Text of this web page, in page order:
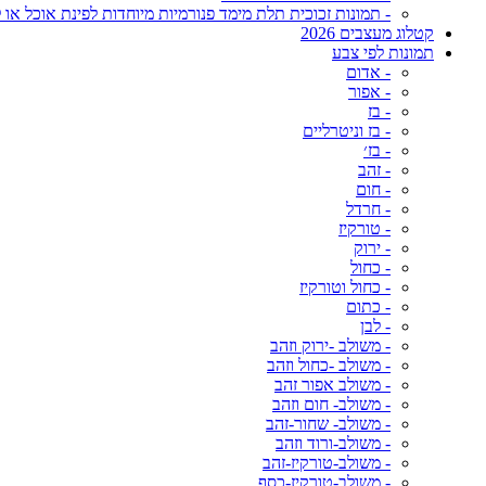
- תמונות זכוכית תלת מימד פנורמיות מיוחדות לפינת אוכל או
קטלוג מעצבים 2026
תמונות לפי צבע
- אדום
- אפור
- בז
- בז וניטרליים
- בז׳
- זהב
- חום
- חרדל
- טורקיז
- ירוק
- כחול
- כחול וטורקיז
- כתום
- לבן
- משולב -ירוק וזהב
- משולב -כחול וזהב
- משולב אפור זהב
- משולב- חום וזהב
- משולב- שחור-זהב
- משולב-ורוד וזהב
- משולב-טורקיז-זהב
- משולב-טורקיז-כסף